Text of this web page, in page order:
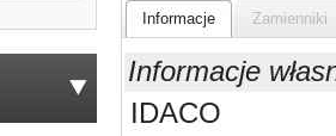
Informacje Zamienniki
Informacje
IDACO